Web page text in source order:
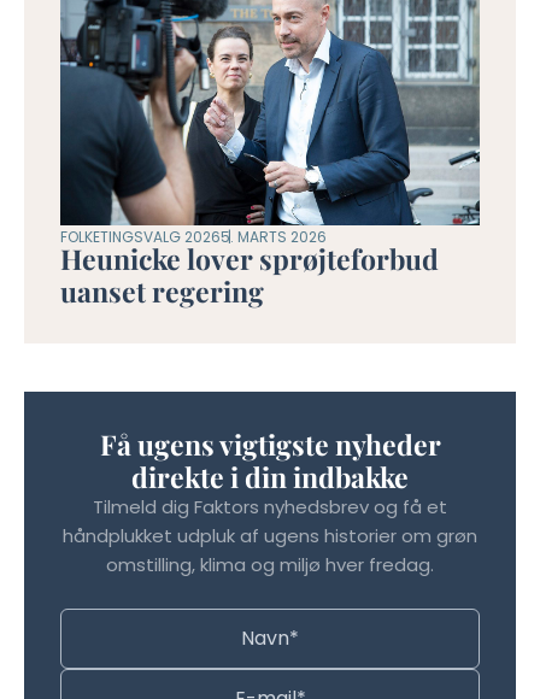
FOLKETINGSVALG 20265. MARTS 2026
Heunicke lover sprøjteforbud
uanset regering
Få ugens vigtigste nyheder
direkte i din indbakke
Tilmeld dig Faktors nyhedsbrev og få et
håndplukket udpluk af ugens historier om grøn
omstilling, klima og miljø hver fredag.